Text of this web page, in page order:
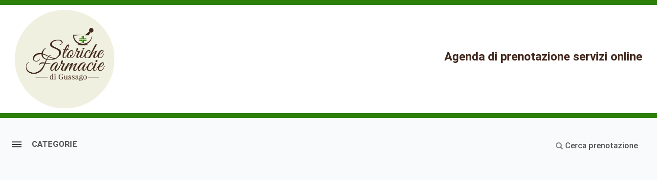
Agenda di prenotazione servizi online
CATEGORIE Cerca prenotazione